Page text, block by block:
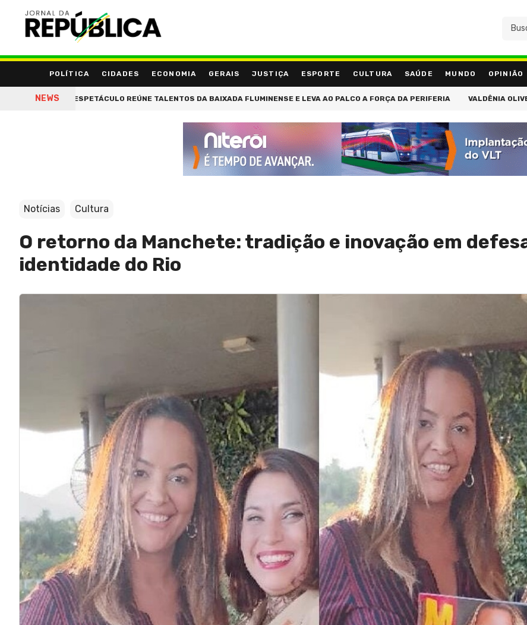
POLÍTICA CIDADES ECONOMIA GERAIS JUSTIÇA ESPORTE CULTURA SAÚDE MUNDO OPINIÃO
NEWS
ESPETÁCULO REÚNE TALENTOS DA BAIXADA FLUMINENSE E LEVA AO PALCO A FORÇA DA PERIFERIA VALDÊNIA OLIVEIRA STORE
Notícias Cultura
O retorno da Manchete: tradição e inovação em
identidade do Rio